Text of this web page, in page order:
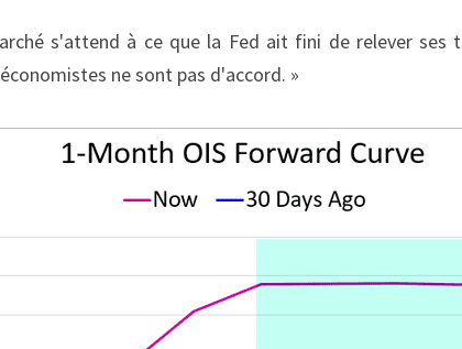
s'attend à ce que la Fed ait fini de relever ses
ne sont pas d'accord. »